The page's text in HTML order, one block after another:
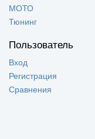
МОТО
Тюнинг
Пользователь
Вход
Регистрация
Сравнения